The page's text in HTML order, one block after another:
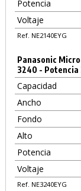
Potencia
Voltaje
Ref. NE2140EYG
Panasonic
3240 - Potencia
Capacidad
Ancho
Fondo
Alto
Potencia
Voltaje
Ref. NE3240EYG